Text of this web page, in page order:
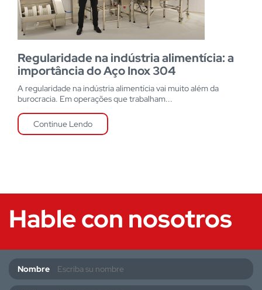
Regularidade na indústria alimentícia: a
importância do Aço Inox 304
A regularidade na indústria alimentícia vai muito além da
burocracia. Em operações que trabalham...
Continue Lendo
Hable con nosotros
Nombre